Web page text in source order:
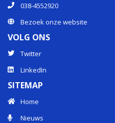
038-4552920
Bezoek onze website
VOLG ONS
Twitter
LinkedIn
SITEMAP
Home
Nieuws